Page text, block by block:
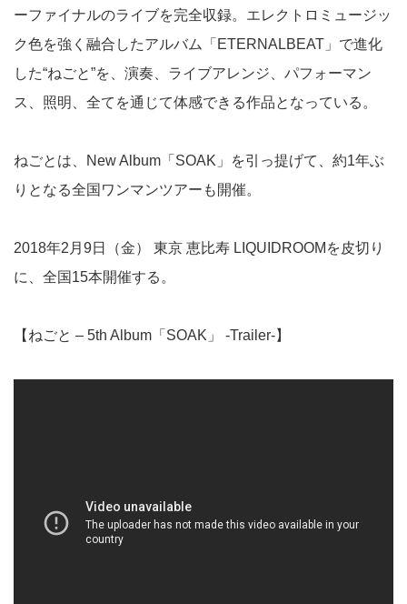
ーファイナルのライブを完全収録。エレクトロミュージッ
ク色を強く融合したアルバム「ETERNALBEAT」で進化
した“ねごと”を、演奏、ライブアレンジ、パフォーマン
ス、照明、全てを通じて体感できる作品となっている。
ねごとは、New Album「SOAK」を引っ提げて、約1年ぶ
りとなる全国ワンマンツアーも開催。
2018年2月9日（金） 東京 恵比寿 LIQUIDROOMを皮切り
に、全国15本開催する。
【ねごと – 5th Album「SOAK」 -Trailer-】